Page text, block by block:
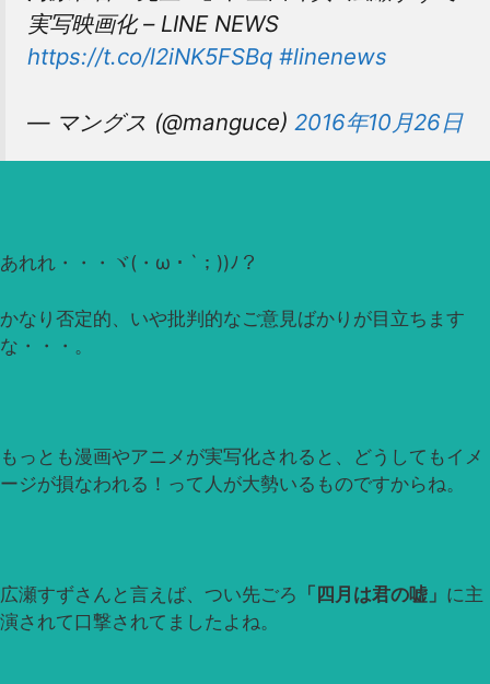
実写映画化 – LINE NEWS
https://t.co/l2iNK5FSBq #linenews
— マングス (@manguce) 2016年10月26日
あれれ・・・ヾ(・ω・`；))ﾉ？
かなり否定的、いや批判的なご意見ばかりが目立ちます
な・・・。
もっとも漫画やアニメが実写化されると、どうしてもイメ
ージが損なわれる！って人が大勢いるものですからね。
広瀬すずさんと言えば、つい先ごろ 「四月は君の嘘」 に主
演されて口撃されてましたよね。